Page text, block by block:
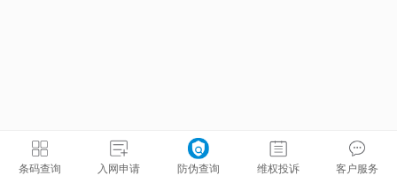
条码查询 入网申请 防伪查询 维权投诉 客户服务